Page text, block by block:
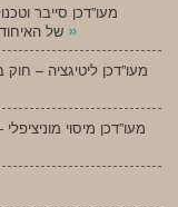
מעו”דכן סייבר
»
מעו”דכן ליטיגציה –
מעו”דכן מיסוי